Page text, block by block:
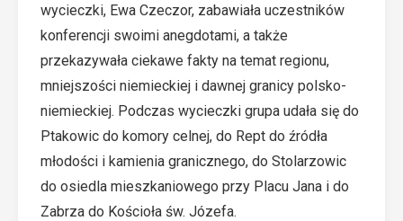
wycieczki, Ewa Czeczor, zabawiała uczestników
konferencji swoimi anegdotami, a także
przekazywała ciekawe fakty na temat regionu,
mniejszości niemieckiej i dawnej granicy polsko-
niemieckiej. Podczas wycieczki grupa udała się do
Ptakowic do komory celnej, do Rept do źródła
młodości i kamienia granicznego, do Stolarzowic
do osiedla mieszkaniowego przy Placu Jana i do
Zabrza do Kościoła św. Józefa.